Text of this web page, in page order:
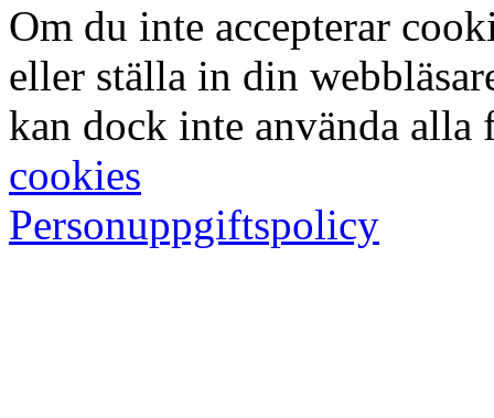
Om du inte accepterar
eller ställa in din
kan dock inte använda
cookies
Personuppgiftspolicy